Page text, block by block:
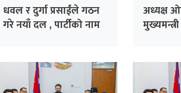
धवल र दुर्गा प्रसाईंले गठन
गरे नयाँ दल , पार्टीको नाम
अध्यक्ष